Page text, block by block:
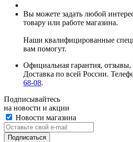
Вы можете задать любой
товару или работе магазина.
Наши квалифицированные
вам помогут.
Официальная гарантия, отзывы,
Доставка по всей России.
68-08.
Подписывайтесь
на новости и акции
Новости магазина